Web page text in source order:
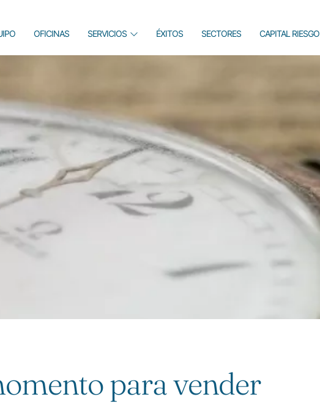
OFICINAS SERVICIOS ÉXITOS SECTORES CAPITAL RIESGO
para vender